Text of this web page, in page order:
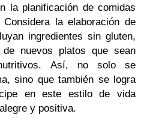
la planificación de comidas
la elaboración de
ingredientes sin gluten,
nuevos platos que sean
Así, no solo se
sino que también se logra
en este estilo de vida
y positiva.